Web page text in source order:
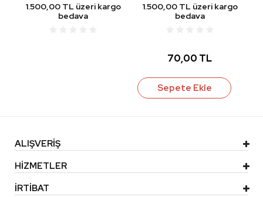
1.500,00 TL üzeri kargo
bedava
1.500,00 TL üzeri kargo
bedava
70,00 TL
Sepete Ekle
ALIŞVERİŞ
HİZMETLER
İRTİBAT